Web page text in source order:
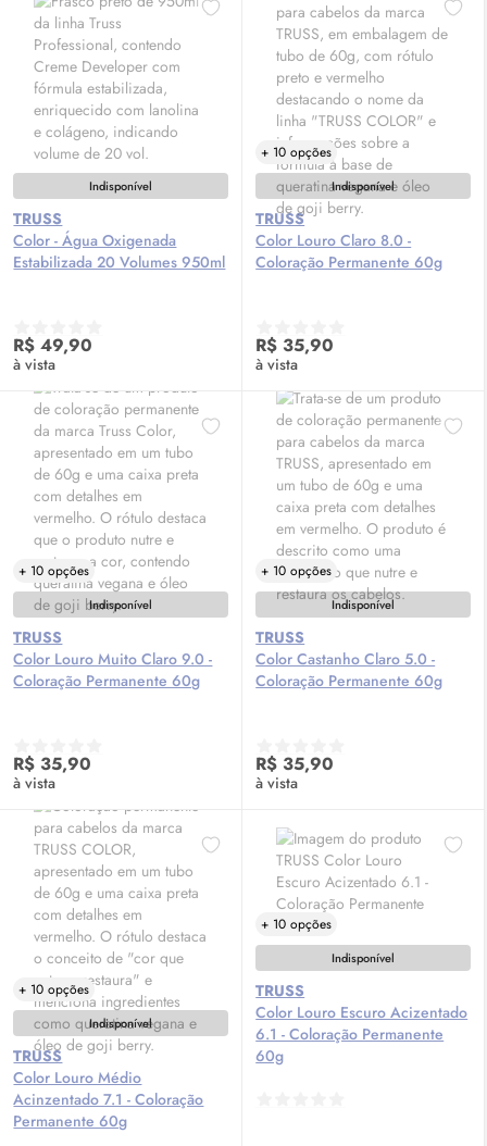
Indisponível
TRUSS
Color - Água Oxigenada
Estabilizada 20 Volumes 950ml
R$ 49,90
à vista
+ 10 opções
Indisponível
TRUSS
Color Louro Claro 8.0 -
Coloração Permanente 60g
R$ 35,90
à vista
+ 10 opções
Indisponível
TRUSS
Color Louro Muito Claro 9.0 -
Coloração Permanente 60g
R$ 35,90
à vista
+ 10 opções
Indisponível
TRUSS
Color Castanho Claro 5.0 -
Coloração Permanente 60g
R$ 35,90
à vista
+ 10 opções
Indisponível
TRUSS
Color Louro Médio
Acinzentado 7.1 - Coloração
Permanente 60g
+ 10 opções
Indisponível
TRUSS
Color Louro Escuro Acizentado
6.1 - Coloração Permanente
60g